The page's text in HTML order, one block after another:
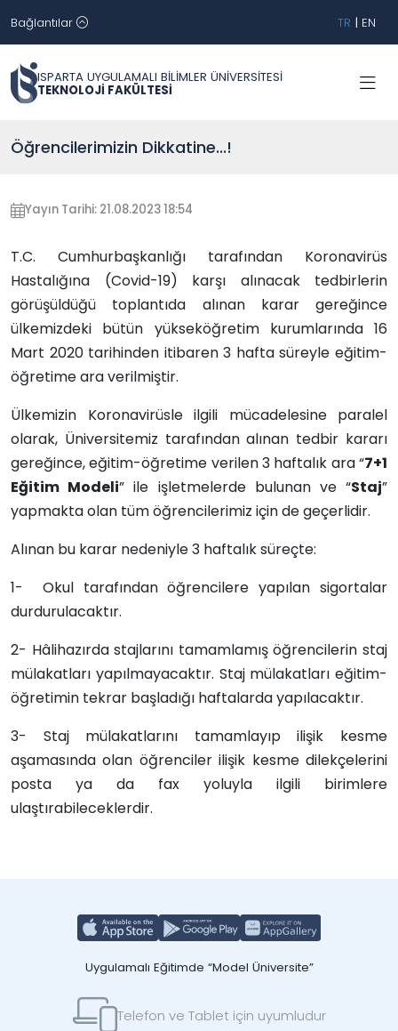
Bağlantılar TR | EN
ISPARTA UYGULAMALI BİLİMLER ÜNİVERSİTESİ
TEKNOLOJİ FAKÜLTESİ
Öğrencilerimizin Dikkatine...!
Yayın Tarihi: 21.08.2023 18:54
T.C. Cumhurbaşkanlığı tarafından Koronavirüs
Hastalığına (Covid-19) karşı alınacak tedbirlerin
görüşüldüğü toplantıda alınan karar gereğince
ülkemizdeki bütün yükseköğretim kurumlarında 16
Mart 2020 tarihinden itibaren 3 hafta süreyle eğitim-
öğretime ara verilmiştir.
Ülkemizin Koronavirüsle ilgili mücadelesine paralel
olarak, Üniversitemiz tarafından alınan tedbir kararı
gereğince, eğitim-öğretime verilen 3 haftalık ara “7+1
Eğitim Modeli” ile işletmelerde bulunan ve “Staj”
yapmakta olan tüm öğrencilerimiz için de geçerlidir.
Alınan bu karar nedeniyle 3 haftalık süreçte:
1- Okul tarafından öğrencilere yapılan sigortalar
durdurulacaktır.
2- Hâlihazırda stajlarını tamamlamış öğrencilerin staj
mülakatları yapılmayacaktır. Staj mülakatları eğitim-
öğretimin tekrar başladığı haftalarda yapılacaktır.
3- Staj mülakatlarını tamamlayıp ilişik kesme
aşamasında olan öğrenciler ilişik kesme dilekçelerini
posta ya da fax yoluyla ilgili birimlere
ulaştırabileceklerdir.
Uygulamalı Eğitimde “Model Üniversite”
Telefon ve Tablet için uyumludur